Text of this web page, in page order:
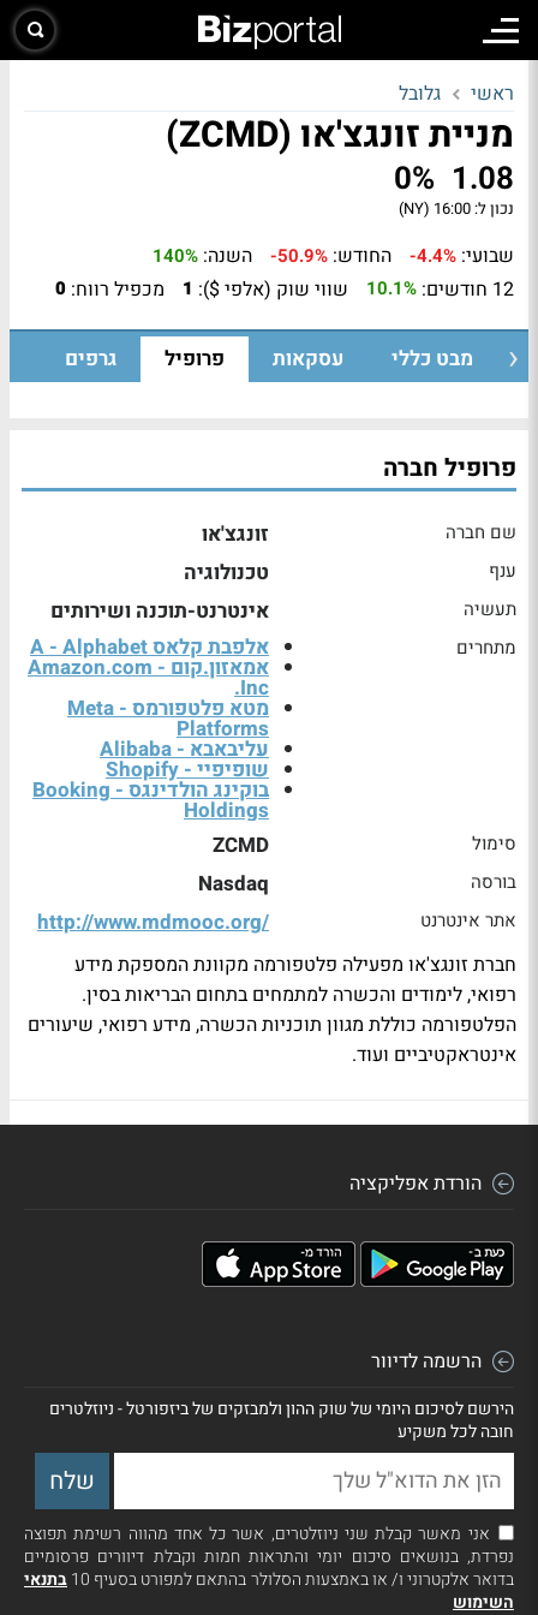
ראשי גלובל
מניית זונגצ'או (ZCMD)
1.08
0%
נכון ל: 16:00 (NY)
שבועי: -4.4% החודש: -50.9% השנה: 140%
12 חודשים: 10.1% שווי שוק (אלפי $): 1 מכפיל רווח: 0
מבט כללי עסקאות פרופיל גרפים
פרופיל חברה
שם חברה זונגצ'או
ענף טכנולוגיה
תעשיה אינטרנט-תוכנה ושירותים
מתחרים אלפבת קלאס A - Alphabet
אמאזון.קום - Amazon.com
Inc.
מטא פלטפורמס - Meta
Platforms
עליבאבא - Alibaba
שופיפיי - Shopify
בוקינג הולדינגס - Booking
Holdings
סימול ZCMD
בורסה Nasdaq
אתר אינטרנט http://www.mdmooc.org/
חברת זונגצ'או מפעילה פלטפורמה מקוונת המספקת מידע
רפואי, לימודים והכשרה למתמחים בתחום הבריאות בסין.
הפלטפורמה כוללת מגוון תוכניות הכשרה, מידע רפואי, שיעורים
אינטראקטיביים ועוד.
הורדת אפליקציה
הרשמה לדיוור
הירשם לסיכום היומי של שוק ההון ולמבזקים של ביזפורטל - ניוזלטרים
חובה לכל משקיע
אני מאשר קבלת שני ניוזלטרים, אשר כל אחד מהווה רשימת תפוצה
נפרדת, בנושאים סיכום יומי והתראות חמות וקבלת דיוורים פרסומיים
בדואר אלקטרוני ו/ או באמצעות הסלולר בהתאם למפורט בסעיף 10
בתנאי
השימוש